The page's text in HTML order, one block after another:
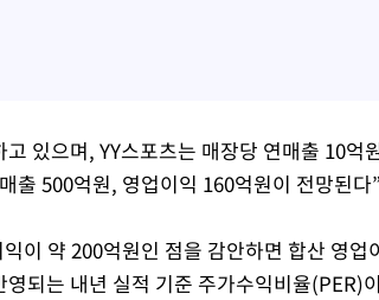
있으며, YY스포츠는 매장당 연매출 10억
출 500억원, 영업이익 160억원이 전망된다
이 약 200억원인 점을 감안하면 합산 영업
되는 내년 실적 기준 주가수익비율(PER)